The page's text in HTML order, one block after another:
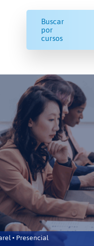
Buscar
por
cursos
• Presencial